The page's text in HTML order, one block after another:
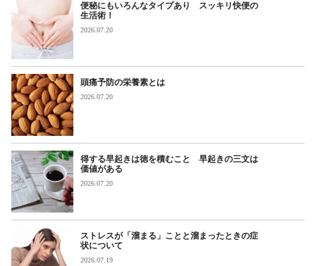
便秘にもいろんなタイプあり スッキリ快便の
生活術！
2026.07.20
頭痛予防の栄養素とは
2026.07.20
得する早起きは徳を積むこと 早起きの三文は
価値がある
2026.07.20
ストレスが「溜まる」ことと溜まったときの症
状について
2026.07.19